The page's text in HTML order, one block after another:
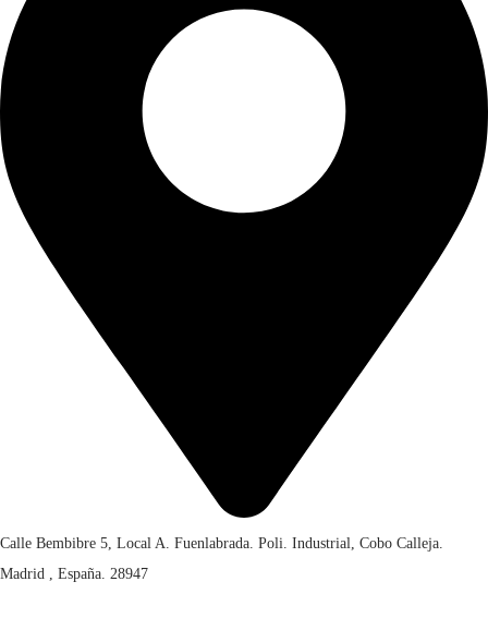
Calle Bembibre 5, Local A. Fuenlabrada. Poli. Industrial, Cobo Calleja.
Madrid , España. 28947